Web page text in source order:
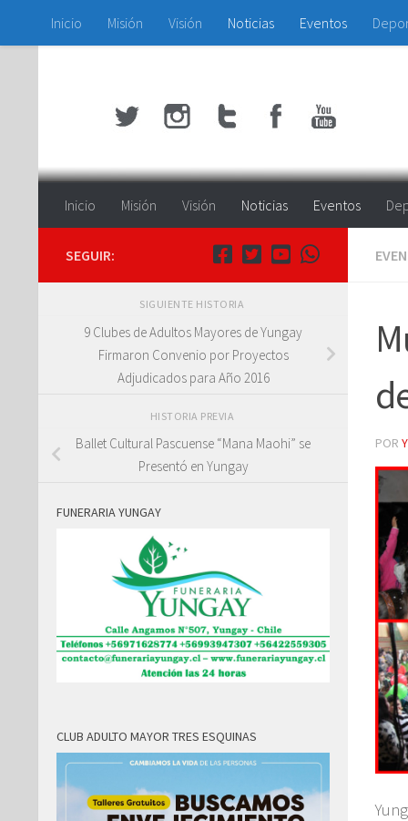
Saltar al contenido
Inicio Misión Visión Noticias Eventos
Inicio Misión Visión Noticias Eventos
POR
SEGUIR:
SIGUIENTE HISTORIA
9 Clubes de Adultos Mayores de Yungay
Firmaron Convenio por Proyectos
Adjudicados para Año 2016
HISTORIA PREVIA
Ballet Cultural Pascuense “Mana Maohi” se
Presentó en Yungay
FUNERARIA YUNGAY
CLUB ADULTO MAYOR TRES ESQUINAS